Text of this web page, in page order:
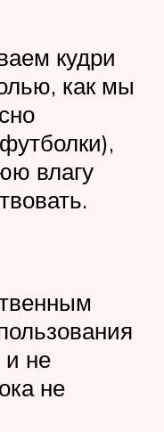
кудри
как мы
влагу
и не
не